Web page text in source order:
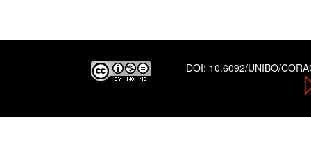
DOI: 10.6092/UNIBO/